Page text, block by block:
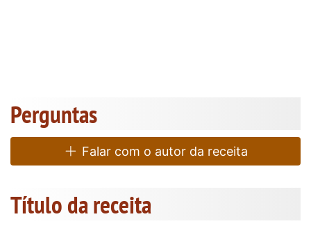
Perguntas
Falar com o autor da receita
Título da receita